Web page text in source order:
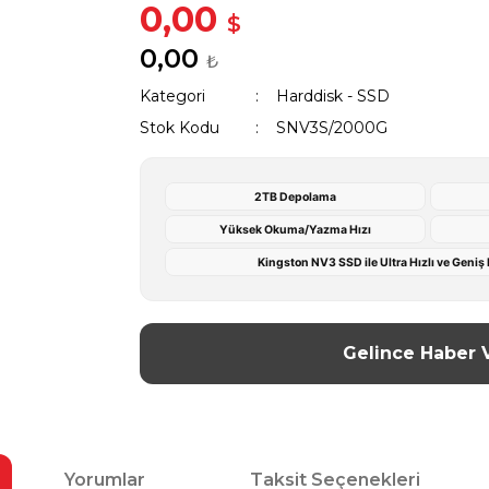
0,00 $
0,00 ₺
Kategori
Harddisk - SSD
Stok Kodu
SNV3S/2000G
2TB Depolama
Yüksek Okuma/Yazma Hızı
Kingston NV3 SSD ile Ultra Hızlı ve
Gelince Haber
Yorumlar Taksit Seçenekleri